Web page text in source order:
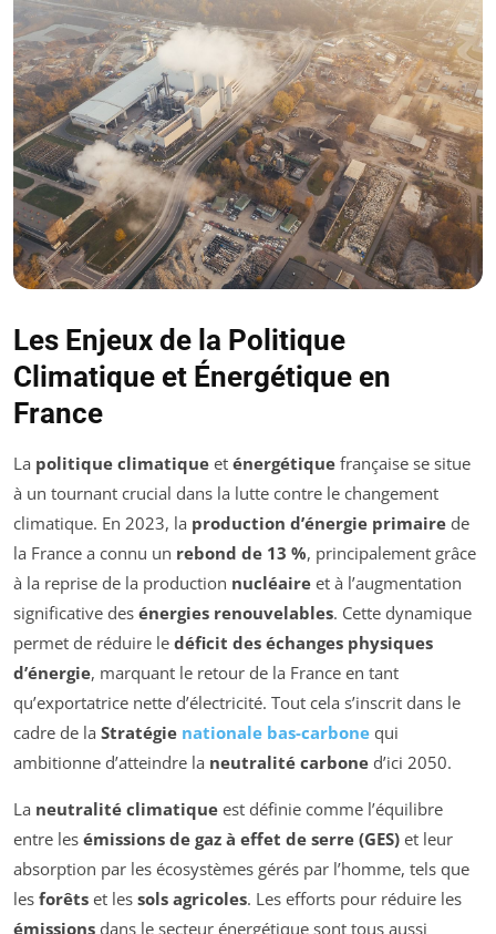
Les Enjeux de la Politique
Climatique et Énergétique en
France
La politique climatique et énergétique française se situe
à un tournant crucial dans la lutte contre le changement
climatique. En 2023, la production d’énergie primaire de
la France a connu un rebond de 13 %, principalement grâce
à la reprise de la production nucléaire et à l’augmentation
significative des énergies renouvelables. Cette dynamique
permet de réduire le déficit des échanges physiques
d’énergie, marquant le retour de la France en tant
qu’exportatrice nette d’électricité. Tout cela s’inscrit dans le
cadre de la Stratégie nationale bas-carbone qui
ambitionne d’atteindre la neutralité carbone d’ici 2050.
La neutralité climatique est définie comme l’équilibre
entre les émissions de gaz à effet de serre (GES) et leur
absorption par les écosystèmes gérés par l’homme, tels que
les forêts et les sols agricoles. Les efforts pour réduire les
émissions dans le secteur énergétique sont tous aussi